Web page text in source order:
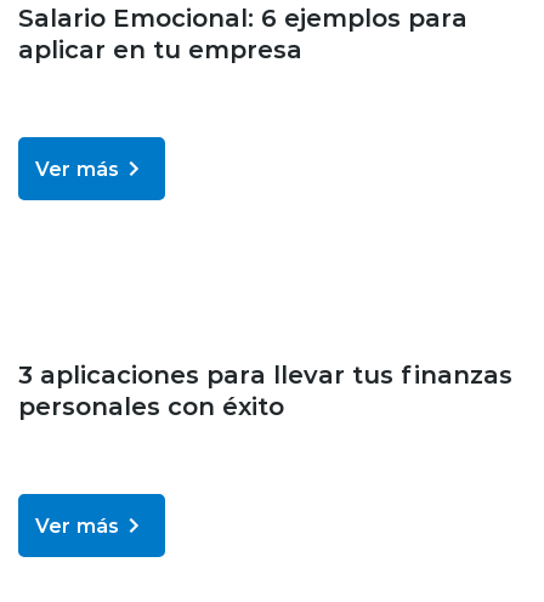
Salario Emocional: 6 ejemplos para
aplicar en tu empresa
Ver más
3 aplicaciones para llevar tus finanzas
personales con éxito
Ver más